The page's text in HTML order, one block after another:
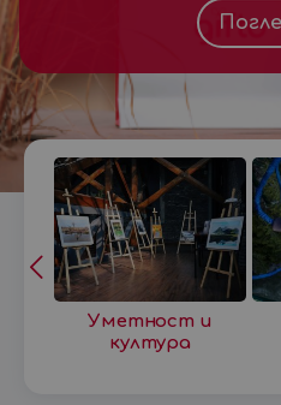
Уметност и
култура